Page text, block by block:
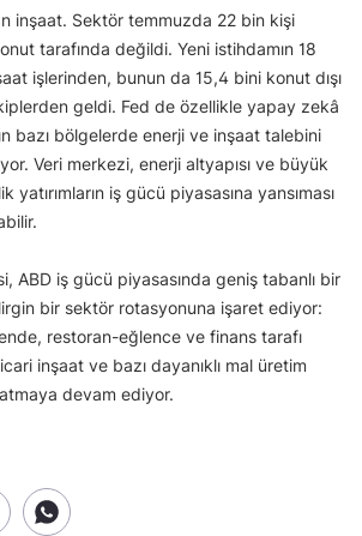
inşaat. Sektör temmuzda 22 bin kişi
tarafında değildi. Yeni istihdamın 18
işlerinden, bunun da 15,4 bini konut dışı
geldi. Fed de özellikle yapay zekâ
bazı bölgelerde enerji ve inşaat talebini
Veri merkezi, enerji altyapısı ve büyük
iş gücü piyasasına yansıması
ABD iş gücü piyasasında geniş tabanlı bir
bir sektör rotasyonuna işaret ediyor:
restoran-eğlence ve finans tarafı
inşaat ve bazı dayanıklı mal üretim
devam ediyor.